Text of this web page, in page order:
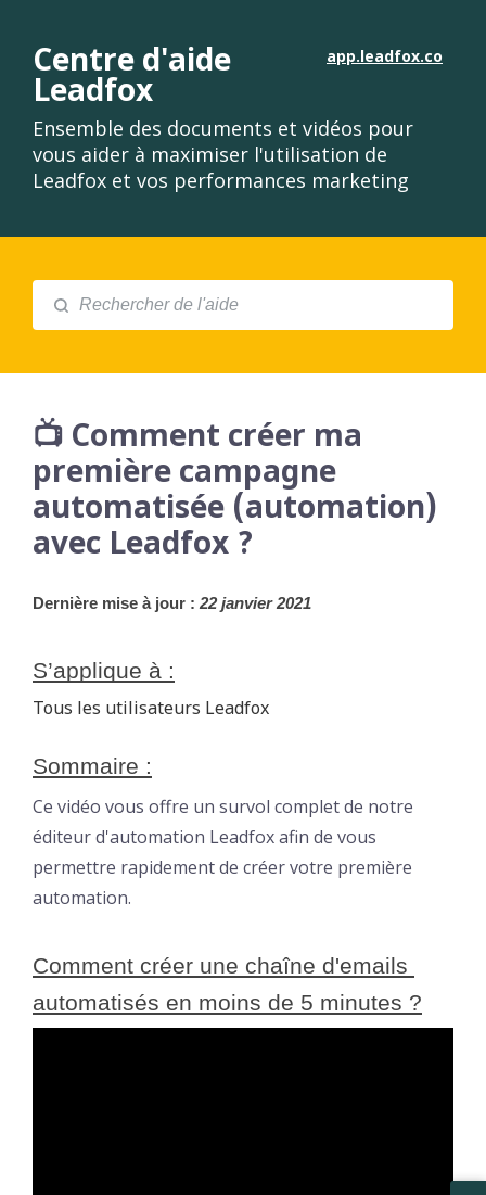
app.leadfox.co
Centre d'aide
Leadfox
Ensemble des documents et vidéos pour
vous aider à maximiser l'utilisation de
Leadfox et vos performances marketing
📺 Comment créer ma
première campagne
automatisée (automation)
avec Leadfox ?
Dernière mise à jour : 22 janvier 2021
S’applique à :
Tous les utilisateurs Leadfox
Sommaire :
Ce vidéo vous offre un survol complet de notre
éditeur d'automation Leadfox afin de vous
permettre rapidement de créer votre première
automation.
Comment créer une chaîne d'emails
automatisés en moins de 5 minutes ?